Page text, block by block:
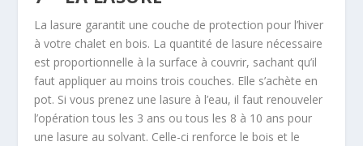
La lasure garantit une couche de protection pour l’hiver
à votre chalet en bois. La quantité de lasure nécessaire
est proportionnelle à la surface à couvrir, sachant qu’il
faut appliquer au moins trois couches. Elle s’achète en
pot. Si vous prenez une lasure à l’eau, il faut renouveler
l’opération tous les 3 ans ou tous les 8 à 10 ans pour
une lasure au solvant. Celle-ci renforce le bois et le